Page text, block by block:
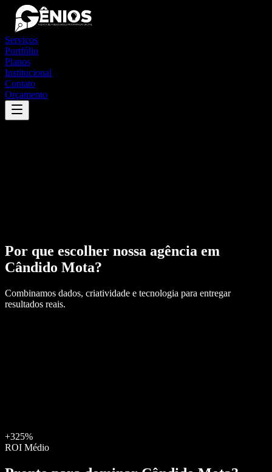
Serviços
Portfólio
Planos
Institucional
Contato
Orçamento
Por que escolher nossa agência em
Cândido Mota?
Combinamos dados, criatividade e tecnologia para entregar
resultados reais.
+325%
ROI Médio